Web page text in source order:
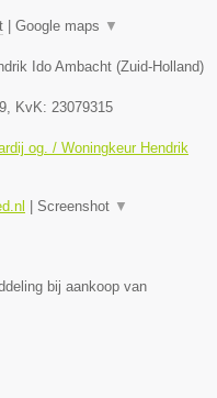
Google maps ▼
Ido Ambacht (Zuid-Holland)
, KvK: 23079315
og. / Woningkeur Hendrik
Screenshot ▼
bij aankoop van